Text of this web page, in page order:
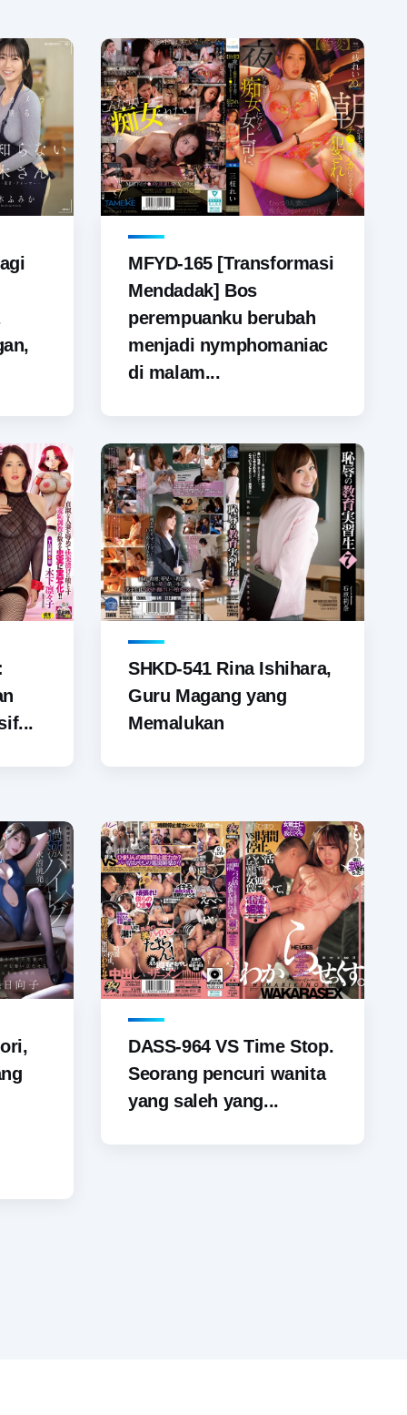
MFYD-165 [Transformasi
Mendadak] Bos
perempuanku berubah
menjadi nymphomaniac
di malam...
SHKD-541 Rina Ishihara,
Guru Magang yang
Memalukan
DASS-964 VS Time Stop.
Seorang pencuri wanita
yang saleh yang...